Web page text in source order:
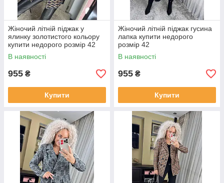
Жіночий літній піджак у
ялинку золотистого кольору
купити недорого розмір 42
В наявності
955 ₴
Купити
Жіночий літній піджак гусина
лапка купити недорого
розмір 42
В наявності
955 ₴
Купити